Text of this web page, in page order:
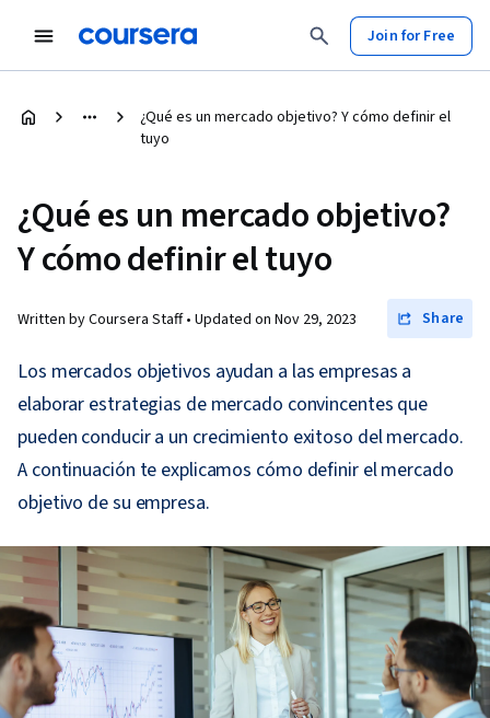
Join for Free
¿Qué es un mercado objetivo? Y cómo definir el
tuyo
¿Qué es un mercado objetivo?
Y cómo definir el tuyo
Written by Coursera Staff • Updated on Nov 29, 2023 Share
Los mercados objetivos ayudan a las empresas a
elaborar estrategias de mercado convincentes que
pueden conducir a un crecimiento exitoso del mercado.
A continuación te explicamos cómo definir el mercado
objetivo de su empresa.